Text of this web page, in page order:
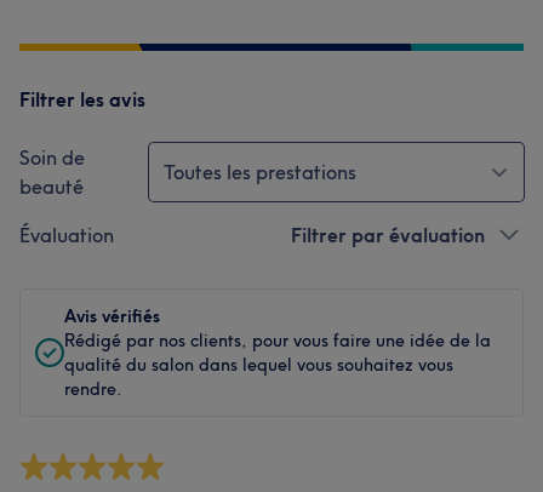
Filtrer les avis
Soin de
beauté
Toutes les prestations
Évaluation Filtrer par évaluation
Avis vérifiés
Rédigé par nos clients, pour vous faire une idée de la
qualité du salon dans lequel vous souhaitez vous
rendre.